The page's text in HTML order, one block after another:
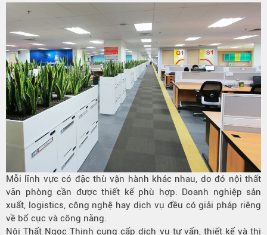
Mỗi lĩnh vực có đặc thù vận hành khác nhau, do đó nội thất
văn phòng cần được thiết kế phù hợp. Doanh nghiệp sản
xuất, logistics, công nghệ hay dịch vụ đều có giải pháp riêng
về bố cục và công năng.
Nội Thất Ngọc Thịnh cung cấp dịch vụ tư vấn, thiết kế và thi